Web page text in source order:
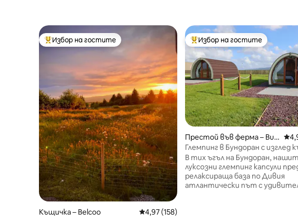
Най-популярен избор на гостите
Избор на гостите
Къщичка – Belcoo Средна оценка: 4,97 от 5, 158 отзива
4,97 (158)
Най-популярен избор на
Избор на гостите
Престой във ферма – Bun
doran
Глемпинг в Бундоран с изглед
морето
В тих ъгъл на Бундоран,
луксозни глемпинг капсули
релаксираща база по Дивия
атлантически път с